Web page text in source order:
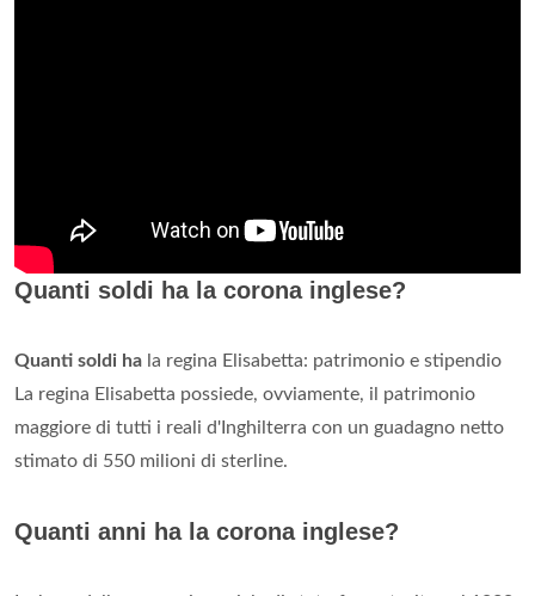
Quanti soldi ha la corona inglese?
Quanti soldi ha la regina Elisabetta: patrimonio e stipendio
La regina Elisabetta possiede, ovviamente, il patrimonio
maggiore di tutti i reali d'Inghilterra con un guadagno netto
stimato di 550 milioni di sterline.
Quanti anni ha la corona inglese?